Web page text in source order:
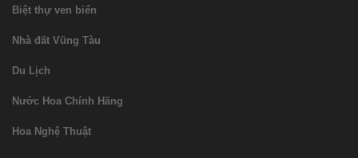
Biệt thự ven biển
Nhà đất Vũng Tàu
Du Lịch
Nước Hoa Chính Hãng
Hoa Nghệ Thuật